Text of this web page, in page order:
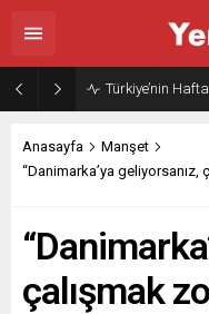
Türkiye’nin
Anasayfa
Manşet
“Danimarka’ya geliyorsanız,
çalışmak